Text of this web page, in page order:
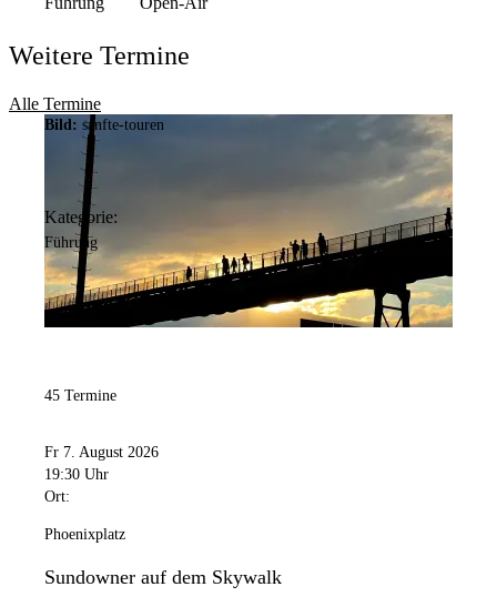
Weitere Termine
Alle Termine
Bild: sanfte-touren
Kategorie:
Führung
45 Termine
Fr 7. August 2026
19:30 Uhr
Ort:
Phoenixplatz
Sundowner auf dem Skywalk